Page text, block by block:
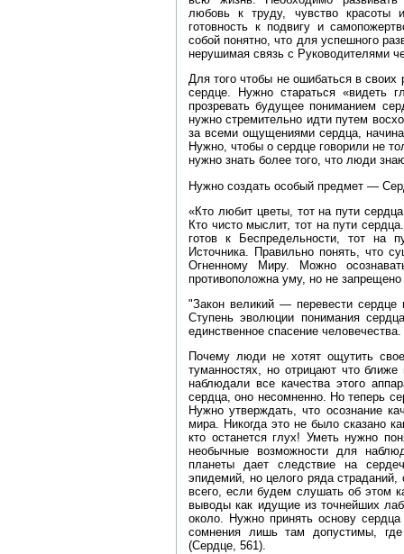
любовь к труду, чувство красоты
готовность к подвигу и
собой понятно, что для успешного
нерушимая связь с Руководителями
Для того чтобы не ошибаться в
сердце. Нужно стараться «видеть
прозревать будущее пониманием
нужно стремительно идти путем
за всеми ощущениями сердца,
Нужно, чтобы о сердце говорили не
нужно знать более того, что люди
Нужно создать особый предмет —
«Кто любит цветы, тот на пути
Кто чисто мыслит, тот на пути
готов к Беспредельности, тот на
Источника. Правильно понять, что
Огненному Миру. Можно
противоположна уму, но не
"Закон великий — перевести сердце
Ступень эволюции понимания
единственное спасение человечества.
Почему люди не хотят ощутить
туманностях, но отрицают что
наблюдали все качества этого
сердца, оно несомненно. Но теперь
Нужно утверждать, что осознание
мира. Никогда это не было сказано
кто останется глух! Уметь нужно
необычные возможности для
планеты дает следствие на
эпидемий, но целого ряда
всего, если будем слушать об этом
выводы как идущие из точнейших
около. Нужно принять основу
сомнения лишь там допустимы,
(Сердце, 561).